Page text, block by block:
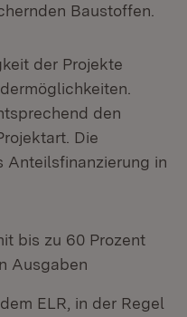
Baustoffen.
der Projekte
den
Die
Anteilsfinanzierung in
bis zu 60 Prozent
Ausgaben
ELR, in der Regel